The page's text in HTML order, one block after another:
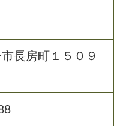
長房町１５０９